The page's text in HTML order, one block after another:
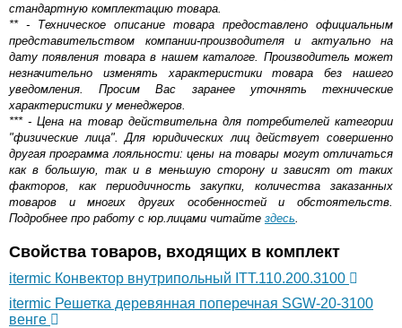
стандартную комплектацию товара.
** - Техническое описание товара предоставлено официальным
представительством компании-производителя и актуально на
дату появления товара в нашем каталоге. Производитель может
незначительно изменять характеристики товара без нашего
уведомления. Просим Вас заранее уточнять технические
характеристики у менеджеров.
*** - Цена на товар действительна для потребителей категории
"физические лица". Для юридических лиц действует совершенно
другая программа лояльности: цены на товары могут отличаться
как в большую, так и в меньшую сторону и зависят от таких
факторов, как периодичность закупки, количества заказанных
товаров и многих других особенностей и обстоятельств.
Подробнее про работу с юр.лицами читайте здесь.
Свойства товаров, входящих в комплект
itermic Конвектор внутрипольный ITT.110.200.3100
itermic Решетка деревянная поперечная SGW-20-3100
венге